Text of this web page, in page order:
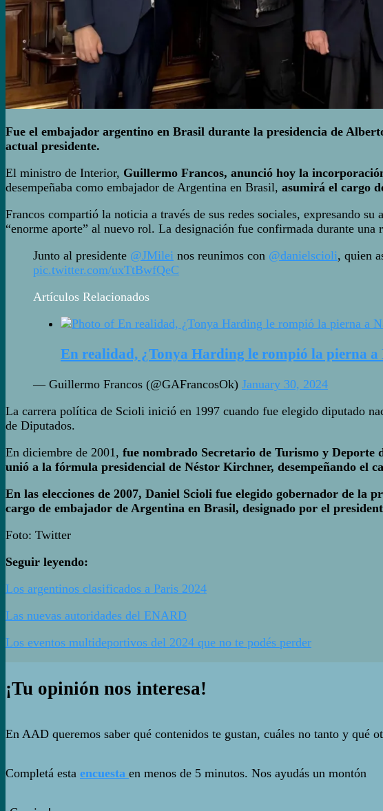
Fue el embajador argentino en Brasil durante la presidencia de
actual presidente.
El ministro de Interior, Guillermo Francos, anunció hoy la
desempeñaba como embajador de Argentina en Brasil, asumirá el cargo
Francos compartió la noticia a través de sus redes sociales, expresando
“enorme aporte” al nuevo rol. La designación fue confirmada durante
Junto al presidente @JMilei nos reunimos con @danielscioli, quien
pic.twitter.com/uxTtBwfQeC
Artículos Relacionados
En realidad, ¿Tonya Harding le rompió la pierna a
— Guillermo Francos (@GAFrancosOk) January 30, 2024
La carrera política de Scioli inició en 1997 cuando fue elegido diputado
de Diputados.
En diciembre de 2001, fue nombrado Secretario de Turismo y Deporte
unió a la fórmula presidencial de Néstor Kirchner, desempeñando el
En las elecciones de 2007, Daniel Scioli fue elegido gobernador de la
cargo de embajador de Argentina en Brasil, designado por el
Foto: Twitter
Seguir leyendo:
Los argentinos clasificados a Paris 2024
Las nuevas autoridades del ENARD
Los eventos multideportivos del 2024 que no te podés perder
¡Tu opinión nos interesa!
En AAD queremos saber qué contenidos te gustan, cuáles no tanto y qué
Completá esta encuesta en menos de 5 minutos. Nos ayudás un montón